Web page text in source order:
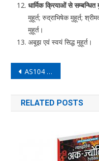
धार्मिक क्रियाओं से सम्बन्धित
मुहूर्त; रुद्राभिषेक मुहूर्त;
मुहूर्त।
अबूझ एवं स्वयं सिद्ध मुहूर्त।
Post
navigation
AS104 Introductory Gochar Vigyan
RELATED POSTS